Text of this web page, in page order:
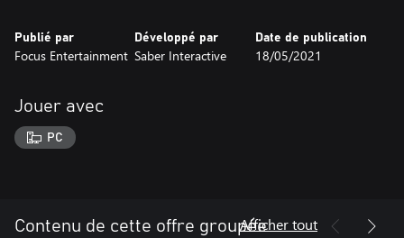
Publié par
Focus Entertainment
Développé par
Saber Interactive
Date de publication
18/05/2021
Jouer avec
PC
Contenu de cette offre groupéeAfficher tout